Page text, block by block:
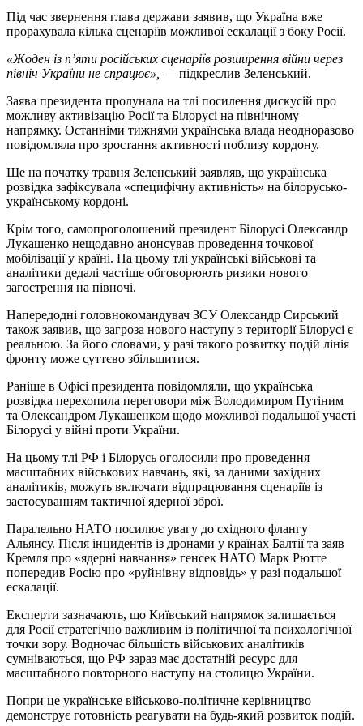
Під час звернення глава держави заявив, що Україна вже
прорахувала кілька сценаріїв можливої ескалації з боку Росії.
«Жоден із п’яти російських сценаріїв розширення війни через
північ України не спрацює», — підкреслив Зеленський.
Заява президента пролунала на тлі посилення дискусій про
можливу активізацію Росії та Білорусі на північному
напрямку. Останніми тижнями українська влада неодноразово
повідомляла про зростання активності поблизу кордону.
Ще на початку травня Зеленський заявляв, що українська
розвідка зафіксувала «специфічну активність» на білорусько-
українському кордоні.
Крім того, самопроголошений президент Білорусі Олександр
Лукашенко нещодавно анонсував проведення точкової
мобілізації у країні. На цьому тлі українські військові та
аналітики дедалі частіше обговорюють ризики нового
загострення на півночі.
Напередодні головнокомандувач ЗСУ Олександр Сирський
також заявив, що загроза нового наступу з території Білорусі є
реальною. За його словами, у разі такого розвитку подій лінія
фронту може суттєво збільшитися.
Раніше в Офісі президента повідомляли, що українська
розвідка перехопила переговори між Володимиром Путіним
та Олександром Лукашенком щодо можливої подальшої участі
Білорусі у війні проти України.
На цьому тлі РФ і Білорусь оголосили про проведення
масштабних військових навчань, які, за даними західних
аналітиків, можуть включати відпрацювання сценаріїв із
застосуванням тактичної ядерної зброї.
Паралельно НАТО посилює увагу до східного флангу
Альянсу. Після інцидентів із дронами у країнах Балтії та заяв
Кремля про «ядерні навчання» генсек НАТО Марк Рютте
попередив Росію про «руйнівну відповідь» у разі подальшої
ескалації.
Експерти зазначають, що Київський напрямок залишається
для Росії стратегічно важливим із політичної та психологічної
точки зору. Водночас більшість військових аналітиків
сумніваються, що РФ зараз має достатній ресурс для
масштабного повторного наступу на столицю України.
Попри це українське військово-політичне керівництво
демонструє готовність реагувати на будь-який розвиток подій.